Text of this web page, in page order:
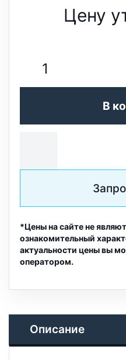
Цену
В
*Цены на сайте не
ознакомительный
актуальности цены вы
оператором.
Описание